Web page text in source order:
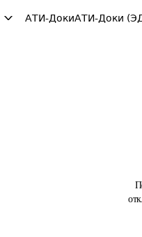
АТИ-ДокиАТИ-Доки